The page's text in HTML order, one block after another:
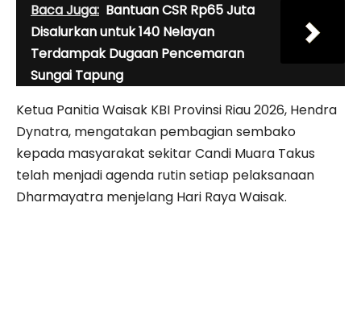
Baca Juga: Bantuan CSR Rp65 Juta
Disalurkan untuk 140 Nelayan
Terdampak Dugaan Pencemaran
Sungai Tapung
Ketua Panitia Waisak KBI Provinsi Riau 2026, Hendra
Dynatra, mengatakan pembagian sembako
kepada masyarakat sekitar Candi Muara Takus
telah menjadi agenda rutin setiap pelaksanaan
Dharmayatra menjelang Hari Raya Waisak.